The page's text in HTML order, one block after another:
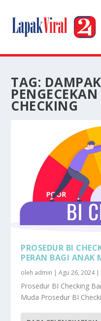
TAG:
CHECKING
PROSEDUR BI
PERAN BAGI ANAK
oleh admin |Agu 26, 2024|
Prosedur BI Checking
Muda Prosedur BI